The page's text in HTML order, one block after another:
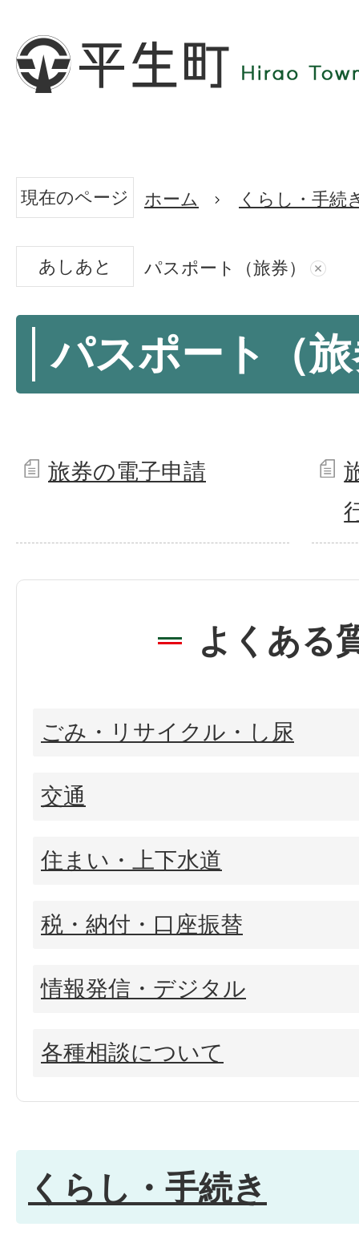
現在のページ ホーム くらし・手続
あしあと パスポート（旅券）
パスポート（
旅券の電子申請
よくある
ごみ・リサイクル・し尿
交通
住まい・上下水道
税・納付・口座振替
情報発信・デジタル
各種相談について
戸籍の届出・証明
くらし・手続き